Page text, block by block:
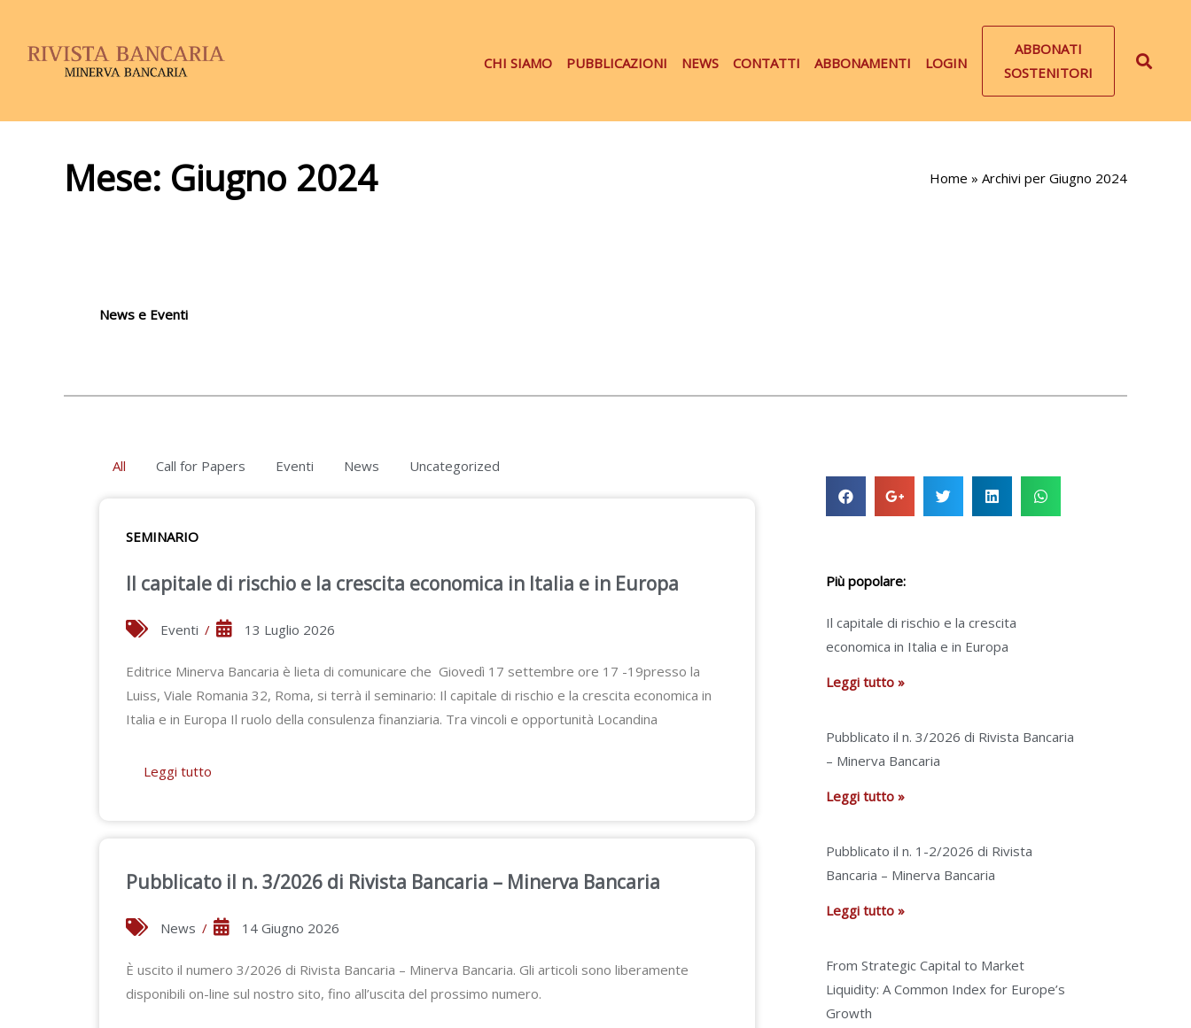
CHI SIAMO PUBBLICAZIONI NEWS CONTATTI ABBONAMENTI LOGIN
ABBONATI
SOSTENITORI
Mese: Giugno 2024 Home » Archivi per Giugno 2024
News e Eventi
All Call for Papers Eventi News Uncategorized
SEMINARIO
Il capitale di rischio e la crescita economica in Italia e in Europa
Eventi / 13 Luglio 2026
Editrice Minerva Bancaria è lieta di comunicare che Giovedì 17 settembre ore 17 -19presso la
Luiss, Viale Romania 32, Roma, si terrà il seminario: Il capitale di rischio e la crescita economica in
Italia e in Europa Il ruolo della consulenza finanziaria. Tra vincoli e opportunità Locandina
Leggi tutto
Pubblicato il n. 3/2026 di Rivista Bancaria – Minerva Bancaria
News / 14 Giugno 2026
È uscito il numero 3/2026 di Rivista Bancaria – Minerva Bancaria. Gli articoli sono liberamente
disponibili on-line sul nostro sito, fino all’uscita del prossimo numero.
Più popolare:
Il capitale di rischio e la crescita
economica in Italia e in Europa
Leggi tutto »
Pubblicato il n. 3/2026 di Rivista Bancaria
– Minerva Bancaria
Leggi tutto »
Pubblicato il n. 1-2/2026 di Rivista
Bancaria – Minerva Bancaria
Leggi tutto »
From Strategic Capital to Market
Liquidity: A Common Index for Europe’s
Growth